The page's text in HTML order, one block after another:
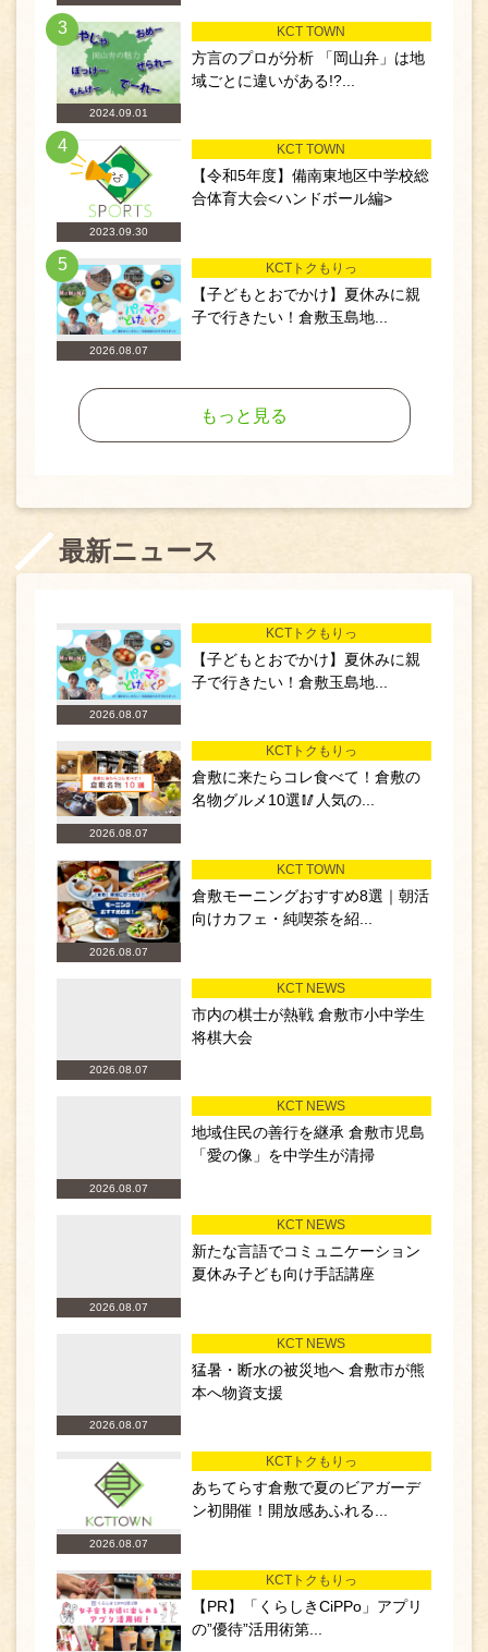
3
2024.09.01
KCT TOWN
方言のプロが分析 「岡山弁」は地
域ごとに違いがある!?...
4
2023.09.30
KCT TOWN
【令和5年度】備南東地区中学校総
合体育大会<ハンドボール編>
5
2026.08.07
KCTトクもりっ
【子どもとおでかけ】夏休みに親
子で行きたい！倉敷玉島地...
もっと見る
最新ニュース
2026.08.07
KCTトクもりっ
【子どもとおでかけ】夏休みに親
子で行きたい！倉敷玉島地...
2026.08.07
KCTトクもりっ
倉敷に来たらコレ食べて！倉敷の
名物グルメ10選🥢人気の...
2026.08.07
KCT TOWN
倉敷モーニングおすすめ8選｜朝活
向けカフェ・純喫茶を紹...
2026.08.07
KCT NEWS
市内の棋士が熱戦 倉敷市小中学生
将棋大会
2026.08.07
KCT NEWS
地域住民の善行を継承 倉敷市児島
「愛の像」を中学生が清掃
2026.08.07
KCT NEWS
新たな言語でコミュニケーション
夏休み子ども向け手話講座
2026.08.07
KCT NEWS
猛暑・断水の被災地へ 倉敷市が熊
本へ物資支援
2026.08.07
KCTトクもりっ
あちてらす倉敷で夏のビアガーデ
ン初開催！開放感あふれる...
KCTトクもりっ
【PR】「くらしきCiPPo」アプリ
の”優待”活用術第...